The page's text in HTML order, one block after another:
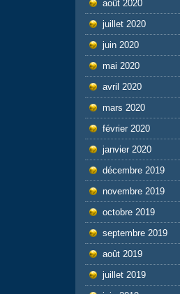
août 2020
juillet 2020
juin 2020
mai 2020
avril 2020
mars 2020
février 2020
janvier 2020
décembre 2019
novembre 2019
octobre 2019
septembre 2019
août 2019
juillet 2019